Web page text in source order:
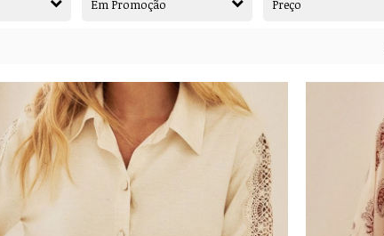
Em Promoção Preço